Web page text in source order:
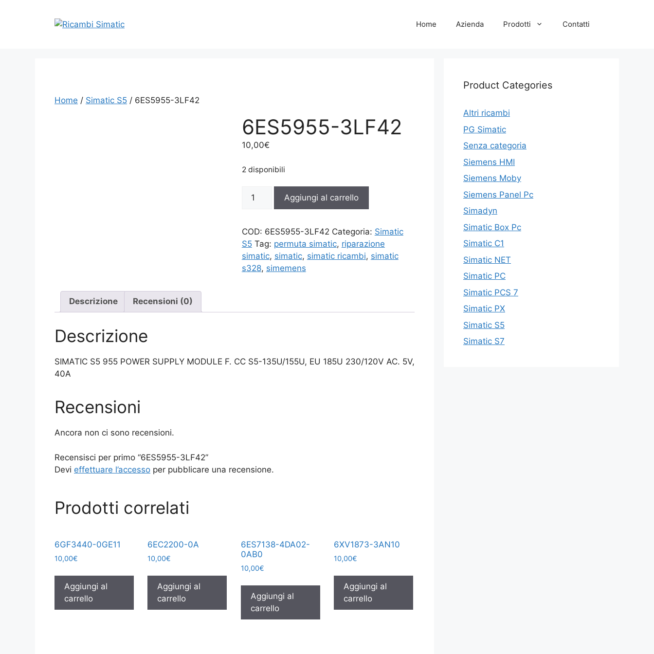
Home Azienda Prodotti Contatti
Home / Simatic S5 / 6ES5955-3LF42
6ES5955-3LF42
10,00€
2 disponibili
3LF42
Aggiungi al carrello
COD: 6ES5955-3LF42 Categoria: Simatic
S5 Tag: permuta simatic, riparazione
simatic, simatic, simatic ricambi, simatic
s328, simemens
Descrizione Recensioni (0)
Descrizione
SIMATIC S5 955 POWER SUPPLY MODULE F. CC S5-135U/155U, EU 185U 230/120V AC. 5V,
40A
Recensioni
Ancora non ci sono recensioni.
Recensisci per primo “6ES5955-3LF42”
Devi effettuare l’accesso per pubblicare una recensione.
Prodotti correlati
6GF3440-0GE11
10,00€
Aggiungi al
carrello
6EC2200-0A
10,00€
Aggiungi al
carrello
6ES7138-4DA02-
0AB0
10,00€
Aggiungi al
carrello
6XV1873-3AN10
10,00€
Aggiungi al
carrello
Product Categories
Altri ricambi
PG Simatic
Senza categoria
Siemens HMI
Siemens Moby
Siemens Panel Pc
Simadyn
Simatic Box Pc
Simatic C1
Simatic NET
Simatic PC
Simatic PCS 7
Simatic PX
Simatic S5
Simatic S7